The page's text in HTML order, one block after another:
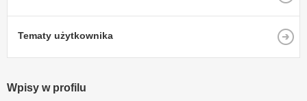
Tematy użytkownika
Wpisy w profilu